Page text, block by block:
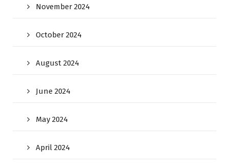
November 2024
October 2024
August 2024
June 2024
May 2024
April 2024